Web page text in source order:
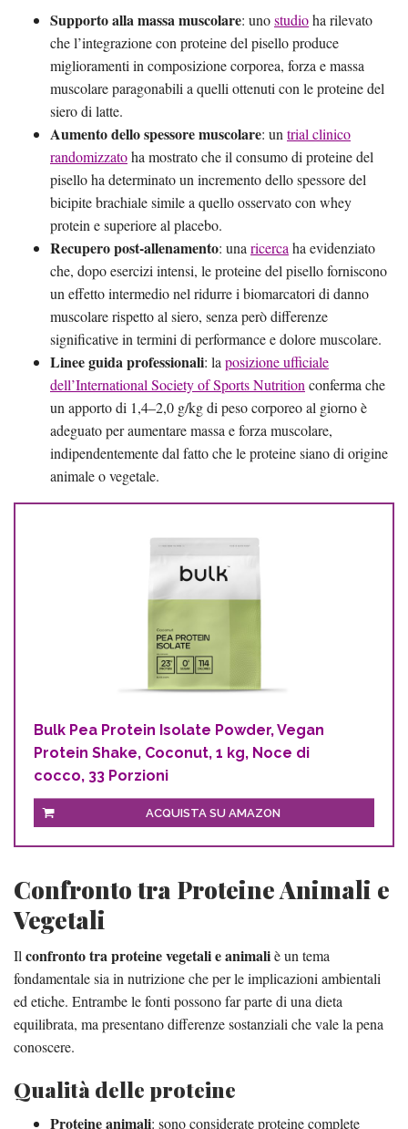
Supporto alla massa muscolare: unostudioha rilevato
che l’integrazione con proteine del pisello produce
miglioramenti in composizione corporea, forza e massa
muscolare paragonabili a quelli ottenuti con le proteine del
siero di latte.
Aumento dello spessore muscolare: untrial clinico
randomizzatoha mostrato che il consumo di proteine del
pisello ha determinato un incremento dello spessore del
bicipite brachiale simile a quello osservato con whey
protein e superiore al placebo.
Recupero post-allenamento: unaricercaha evidenziato
che, dopo esercizi intensi, le proteine del pisello forniscono
un effetto intermedio nel ridurre i biomarcatori di danno
muscolare rispetto al siero, senza però differenze
significative in termini di performance e dolore muscolare.
Linee guida professionali: laposizione ufficiale
dell’International Society of Sports Nutritionconferma che
un apporto di 1,4–2,0 g/kg di peso corporeo al giorno è
adeguato per aumentare massa e forza muscolare,
indipendentemente dal fatto che le proteine siano di origine
animale o vegetale.
Bulk Pea Protein Isolate Powder, Vegan
Protein Shake, Coconut, 1 kg, Noce di
cocco, 33 Porzioni
ACQUISTA SU AMAZON
Confronto tra Proteine Animali e
Vegetali
Ilconfronto tra proteine vegetali e animaliè un tema
fondamentale sia in nutrizione che per le implicazioni ambientali
ed etiche. Entrambe le fonti possono far parte di una dieta
equilibrata, ma presentano differenze sostanziali che vale la pena
conoscere.
Qualità delle proteine
Proteine animali: sono considerate proteine complete